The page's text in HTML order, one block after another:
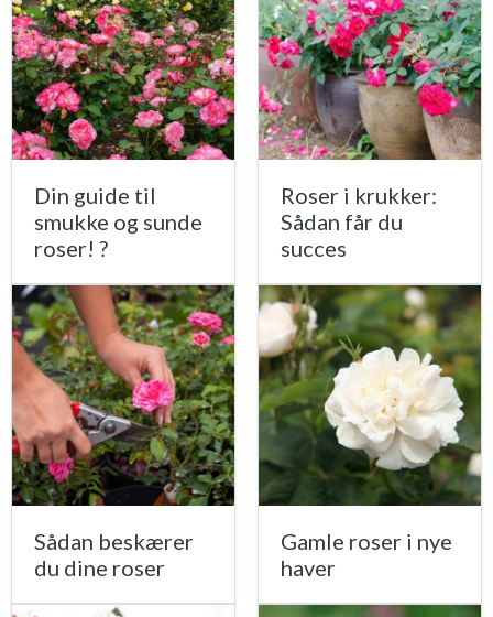
Din guide til
smukke og sunde
roser! ?
Roser i krukker:
Sådan får du
succes
Sådan beskærer
du dine roser
Gamle roser i nye
haver